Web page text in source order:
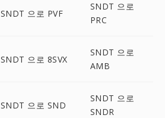
SNDT 으로 PVF
SNDT 으로
PRC
SNDT 으로 8SVX
SNDT 으로
AMB
SNDT 으로 SND
SNDT 으로
SNDR